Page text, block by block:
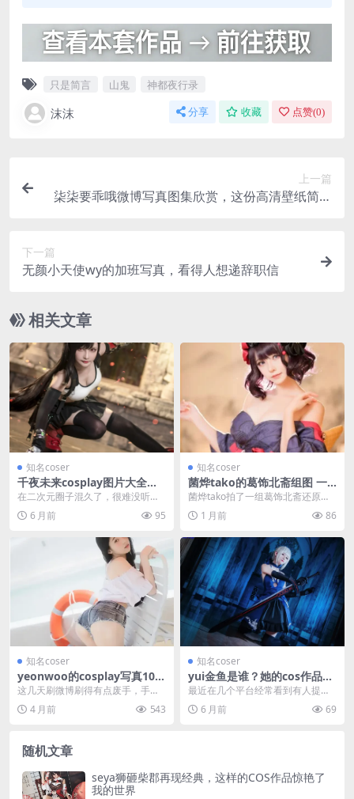
只是简言 山鬼 神都夜行录
沫沫 分享 收藏 点赞(0)
上一篇
柒柒要乖哦微博写真图集欣赏，这份高清壁纸简直
下一篇
无颜小天使wy的加班写真，看得人想递辞职信
相关文章
知名coser
千夜未来cosplay图片大全：
从素颜邻家感看百变女王的造
在二次元圈子混久了，很难没听过
千夜未来这个名字。这位被称为大
陆“萌主”的Cose...
6 月前 95
知名coser
菌烨tako的葛饰北斋组图 一
场暴雨、一张旧纸，和藏不住
菌烨tako拍了一组葛饰北斋还原
图，背后故事比图本身还精彩：下
车遇暴雨、光脚进影...
1 月前 86
知名coser
yeonwoo的cosplay写真100
张，每一帧都是壁纸级享受
这几天刷微博刷得有点废手，手指
滑得都快起茧子了，结果是让我意
外挖到了一组yeon...
4 月前 543
知名coser
yui金鱼是谁？她的cos作品和
生活日常都在这里
最近在几个平台经常看到有人提起y
ui金鱼这个名字。点进去看了下，
发现是个做cos...
6 月前 69
随机文章
seya狮砸柴郡再现经典，这样的COS作品惊艳了
我的世界